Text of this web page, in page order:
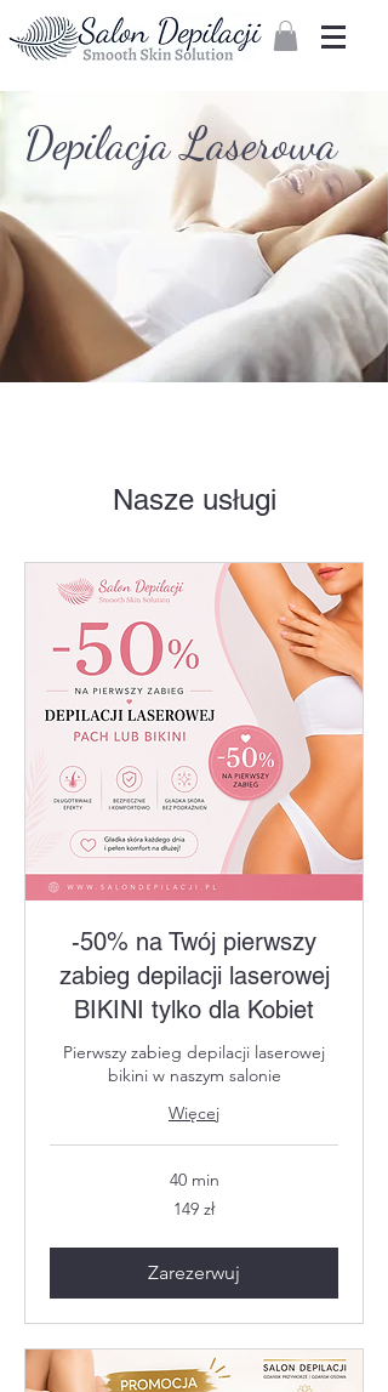
Zaloguj
Depilacja Laserowa
Nasze usługi
-50% na Twój pierwszy
zabieg depilacji laserowej
BIKINI tylko dla Kobiet
Pierwszy zabieg depilacji laserowej
bikini w naszym salonie
Więcej
40 min
149 zł
Zarezerwuj